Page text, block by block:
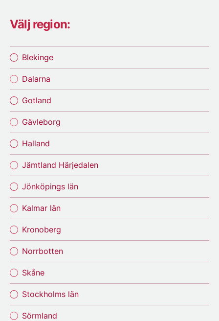
Välj region:
Blekinge
Dalarna
Gotland
Gävleborg
Halland
Jämtland Härjedalen
Jönköpings län
Kalmar län
Kronoberg
Norrbotten
Skåne
Stockholms län
Sörmland